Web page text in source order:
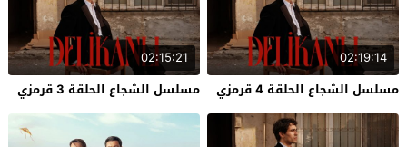
02:19:14
مسلسل الشجاع الحلقة 4 قرمزي
02:15:21
مسلسل الشجاع الحلقة 3 قرمزي